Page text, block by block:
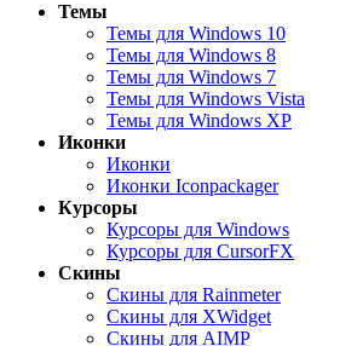
Темы
Темы для Windows 10
Темы для Windows 8
Темы для Windows 7
Темы для Windows Vista
Темы для Windows XP
Иконки
Иконки
Иконки Iconpackager
Курсоры
Курсоры для Windows
Курсоры для CursorFX
Скины
Скины для Rainmeter
Скины для XWidget
Скины для AIMP